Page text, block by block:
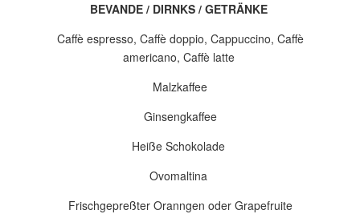
BEVANDE / DIRNKS / GETRÄNKE
Caffè espresso, Caffè doppio, Cappuccino, Caffè
americano, Caffè latte
Malzkaffee
Ginsengkaffee
Heiße Schokolade
Ovomaltina
Frischgepreßter Oranngen oder Grapefruite